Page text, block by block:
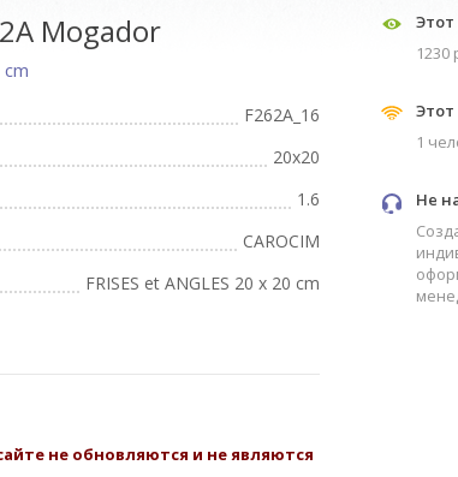
Mogador
cm
F262A_16
20x20
1.6
CAROCIM
FRISES et ANGLES 20 x 20 cm
не обновляются и не являются
1230
Этот
1
Не